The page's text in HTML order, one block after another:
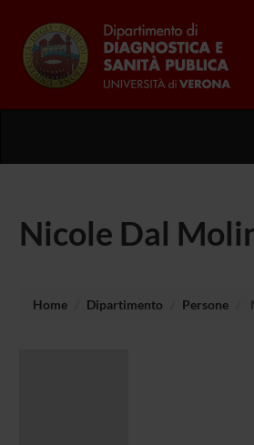
Nicole Dal
Home Dipartimento Persone